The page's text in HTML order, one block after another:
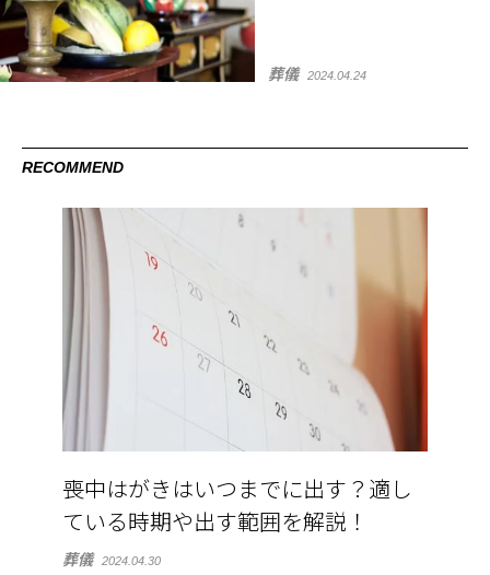
葬儀 2024.04.24
RECOMMEND
喪中はがきはいつまでに出す？適し
ている時期や出す範囲を解説！
葬儀 2024.04.30